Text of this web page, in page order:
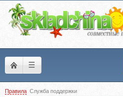
☰
Правила Служба поддержки